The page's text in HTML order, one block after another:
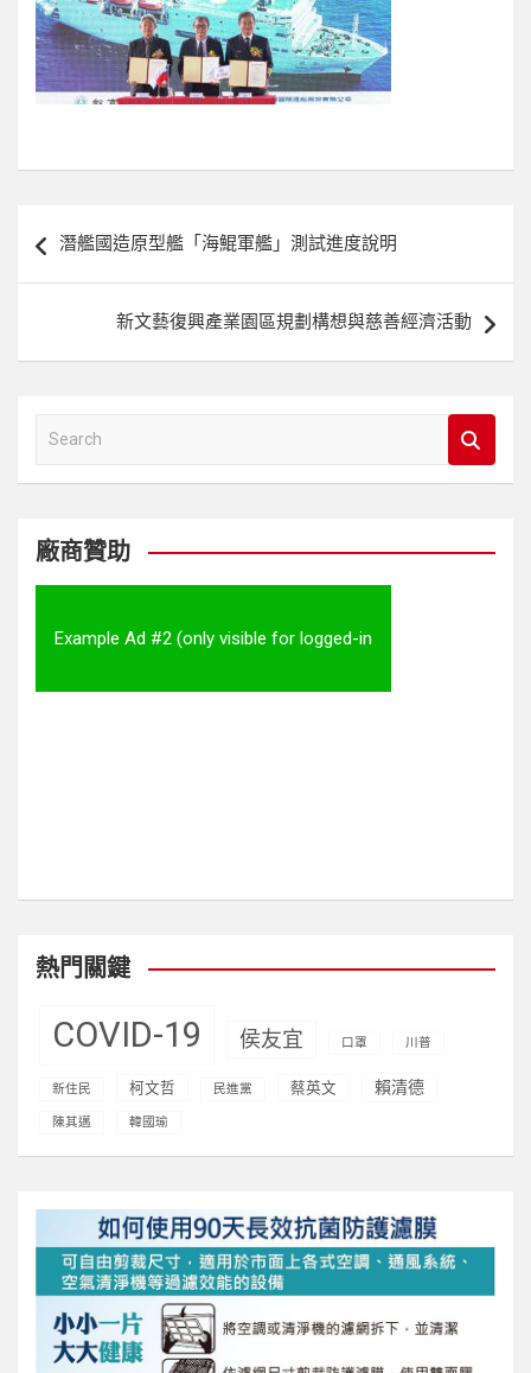
章
潛艦國造原型艦「海鯤軍艦」測試進度說明
新文藝復興產業園區規劃構想與慈善經濟活動
a
c
廠商贊助
Example Ad #2 (only visible for logged-in
熱門關鍵
COVID-19 侯友宜 口罩 川普
新住民 柯文哲 民進黨 蔡英文 賴清德
陳其邁 韓國瑜